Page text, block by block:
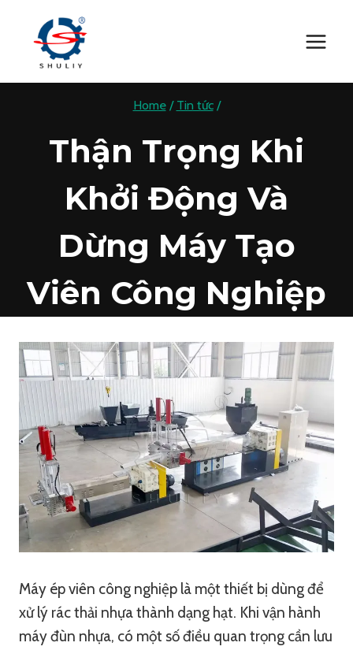
content
Home / Tin tức /
Thận Trọng Khi
Khởi Động Và
Dừng Máy Tạo
Viên Công Nghiệp
Máy ép viên công nghiệp là một thiết bị dùng để
xử lý rác thải nhựa thành dạng hạt. Khi vận hành
máy đùn nhựa, có một số điều quan trọng cần lưu